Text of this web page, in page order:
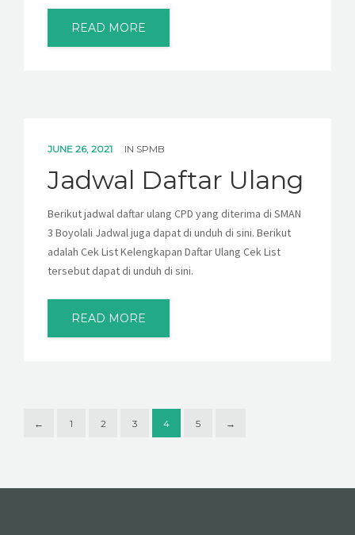
READ MORE
JUNE 26, 2021 IN SPMB
Jadwal Daftar Ulang
Berikut jadwal daftar ulang CPD yang diterima di SMAN
3 Boyolali Jadwal juga dapat di unduh di sini. Berikut
adalah Cek List Kelengkapan Daftar Ulang Cek List
tersebut dapat di unduh di sini.
READ MORE
← 1 2 3 4 5 →